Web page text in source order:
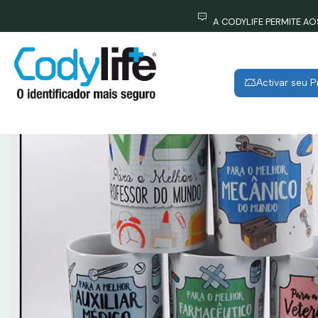
Activar seu
A CODYLIFE PERMITE